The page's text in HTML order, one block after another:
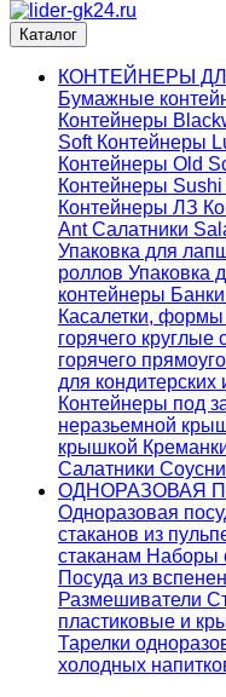
Каталог
КОНТЕЙНЕРЫ
Бумажные
Контейнеры
Soft Контейнеры
Контейнеры Old
Контейнеры
Контейнеры ЛЗ
AntСалатники
Упаковка для
роллов Упаковка
контейнеры
Касалетки,
горячего круглые
горячего
для кондитерских
Контейнеры под
неразьемной
крышкой
Салатники
ОДНОРАЗОВАЯ
Одноразовая
стаканов из
стаканам Наборы
Посуда из
Размешиватели
пластиковые и
Тарелки
холодных